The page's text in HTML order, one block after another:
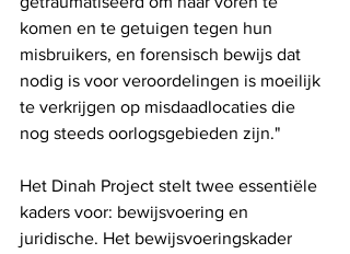
komen en te getuigen tegen hun
misbruikers, en forensisch bewijs dat
nodig is voor veroordelingen is moeilijk
te verkrijgen op misdaadlocaties die
nog steeds oorlogsgebieden zijn."
Het Dinah Project stelt twee essentiële
kaders voor: bewijsvoering en
juridische. Het bewijsvoeringskader